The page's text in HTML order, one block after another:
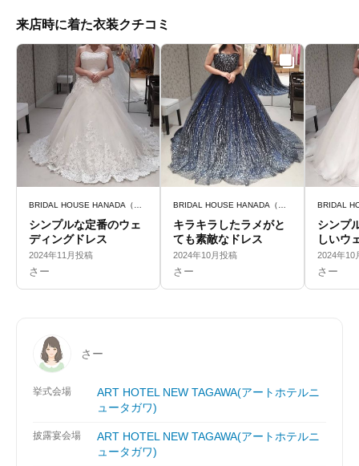
来店時に着た衣装クチコミ
シンプルな定番のウェ
ディングドレス
2024年11月投稿
さー
キラキラしたラメがと
ても素敵なドレス
2024年10月投稿
さー
シンプ
しいウ
ス
2024年10
さー
さー
挙式会場
ART HOTEL NEW TAGAWA(アートホテルニ
ュータガワ)
披露宴会場
ART HOTEL NEW TAGAWA(アートホテルニ
ュータガワ)